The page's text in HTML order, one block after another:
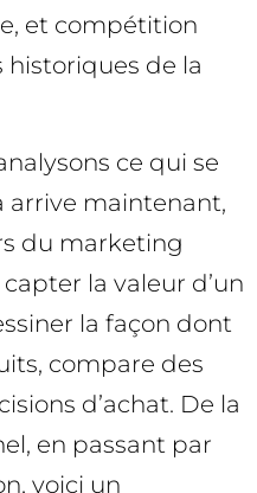
et compétition
historiques de la
ce qui se
arrive maintenant,
du marketing
la valeur d’un
la façon dont
compare des
d’achat. De la
en passant par
voici un